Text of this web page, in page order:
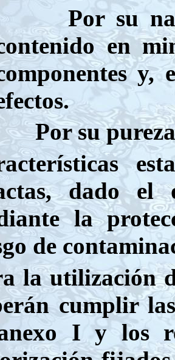
Por su
en
y,
Por su
dado el
la
de
la utilización
cumplir
I y los